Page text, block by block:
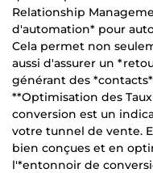
Relationship
d'automation* pour
Cela permet non
aussi d'assurer un
générant des
**Optimisation des
conversion est un
votre tunnel de vente.
bien conçues et en
l'*entonnoir de